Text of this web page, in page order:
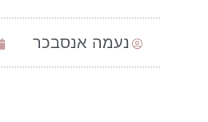
נעמה אנסבכר